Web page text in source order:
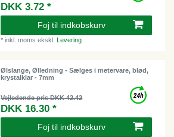
DKK 3.72 *
Foj til indkobskurv
*inkl. moms ekskl.Levering
Ølslange, Ølledning - Sælges i metervare, blød,
krystalklar - 7mm
Vejledende pris DKK 42.42
DKK 16.30 *
Foj til indkobskurv